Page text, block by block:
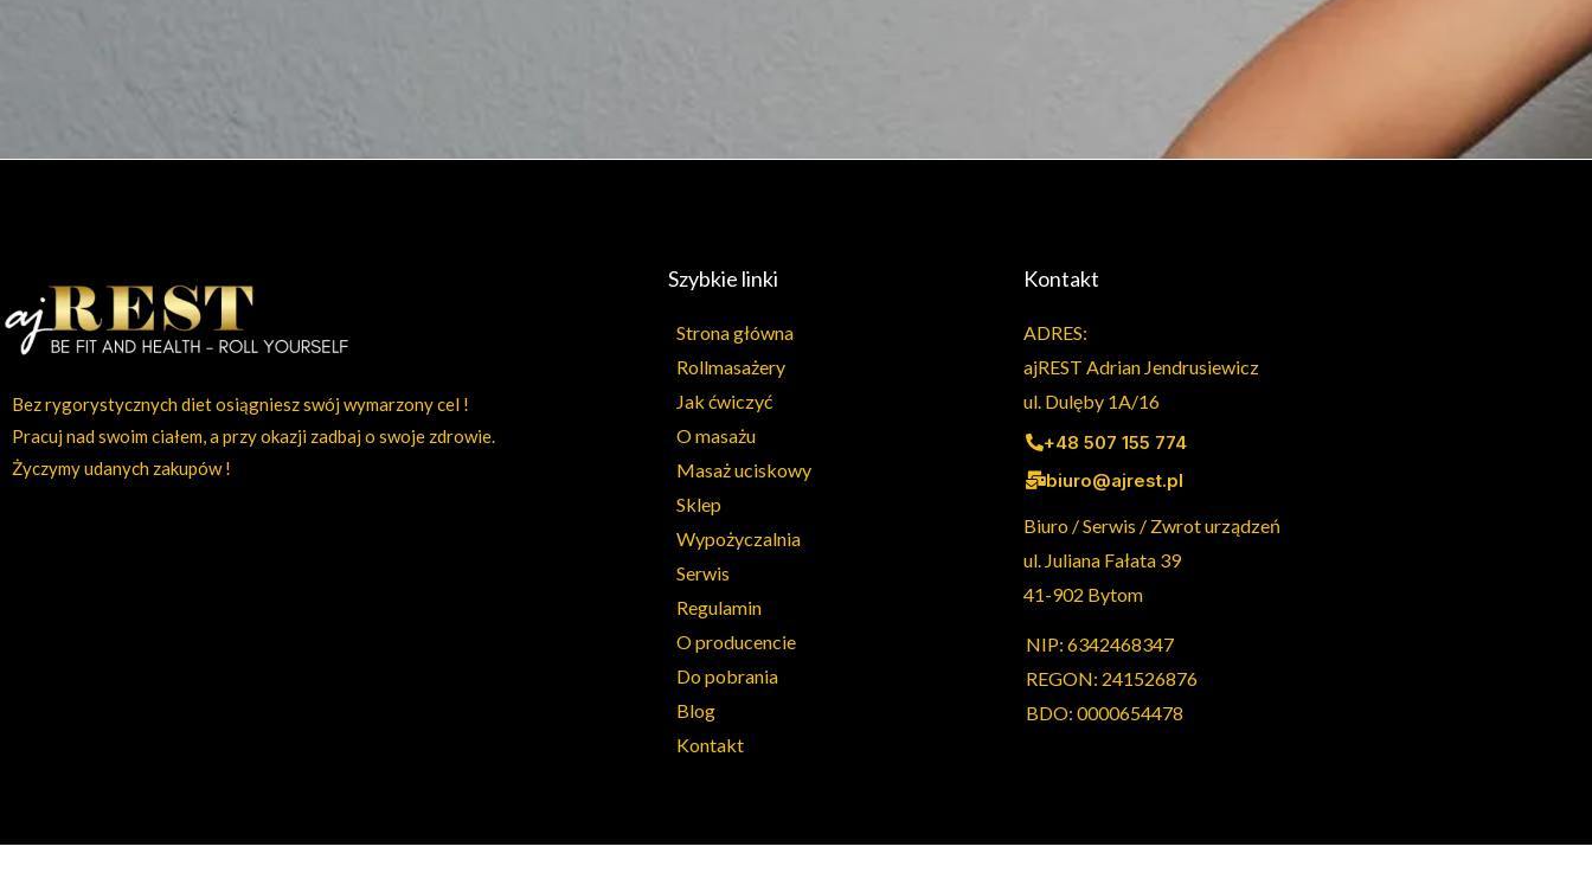
Bez rygorystycznych diet osiągniesz swój wymarzony cel !
Pracuj nad swoim ciałem, a przy okazji zadbaj o swoje zdrowie.
Życzymy udanych zakupów !
Szybkie linki
Strona główna
Rollmasażery
Jak ćwiczyć
O masażu
Masaż uciskowy
Sklep
Wypożyczalnia
Serwis
Regulamin
O producencie
Do pobrania
Blog
Kontakt
Kontakt
ADRES:
ajREST Adrian Jendrusiewicz
ul. Dulęby 1A/16
+48 507 155 774
biuro@ajrest.pl
Biuro / Serwis / Zwrot urządzeń
ul. Juliana Fałata 39
41-902 Bytom
NIP: 6342468347
REGON: 241526876
BDO: 0000654478